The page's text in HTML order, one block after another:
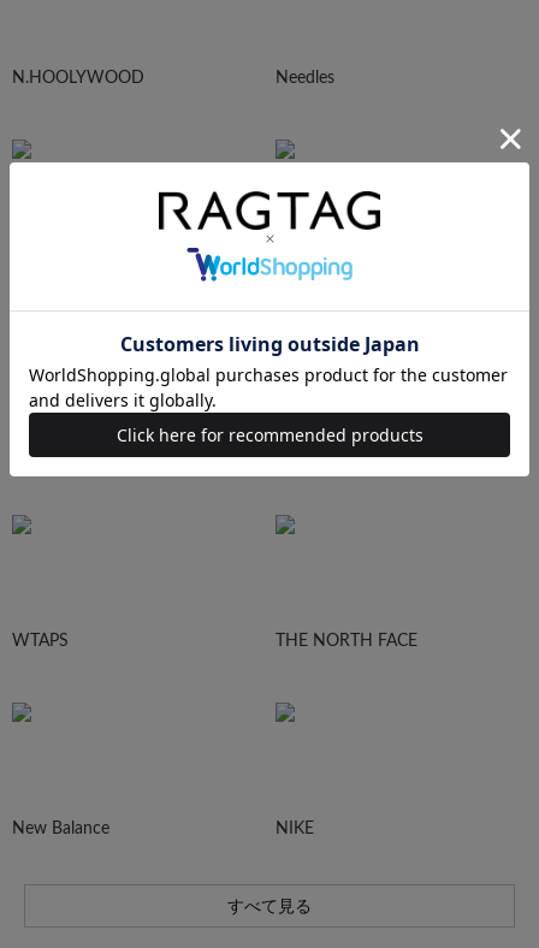
N.HOOLYWOOD Needles
HUMAN MADE
Supreme
WTAPS THE NORTH FACE
New Balance NIKE
すべて見る